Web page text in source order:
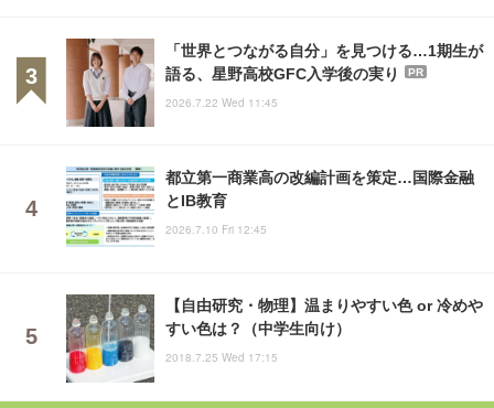
「世界とつながる自分」を見つける…1期生が
語る、星野高校GFC入学後の実り
PR
2026.7.22 Wed 11:45
都立第一商業高の改編計画を策定…国際金融
とIB教育
2026.7.10 Fri 12:45
【自由研究・物理】温まりやすい色 or 冷めや
すい色は？（中学生向け）
2018.7.25 Wed 17:15